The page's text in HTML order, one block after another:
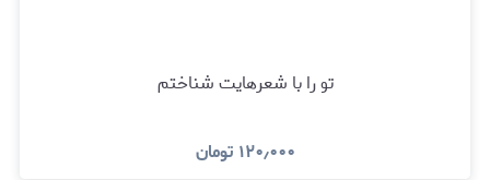
تو را با شعرهایت شناختم
۱۲۰٫۰۰۰ تومان